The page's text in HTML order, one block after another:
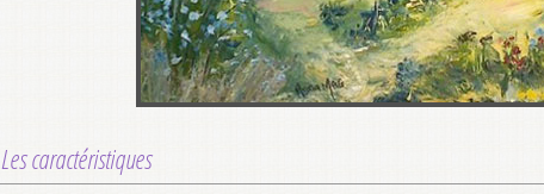
Les caractéristiques